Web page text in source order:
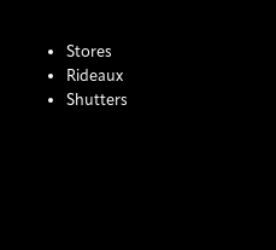
Stores
Rideaux
Shutters